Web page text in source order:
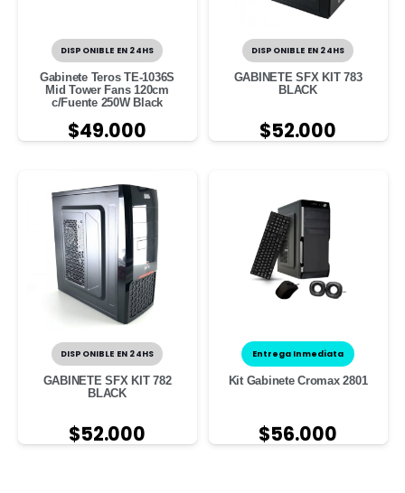
DISPONIBLE EN 24HS
Gabinete Teros TE-1036S
Mid Tower Fans 120cm
c/Fuente 250W Black
$49.000
DISPONIBLE EN 24HS
GABINETE SFX KIT 783
BLACK
$52.000
DISPONIBLE EN 24HS
GABINETE SFX KIT 782
BLACK
$52.000
Entrega Inmediata
Kit Gabinete Cromax 2801
$56.000